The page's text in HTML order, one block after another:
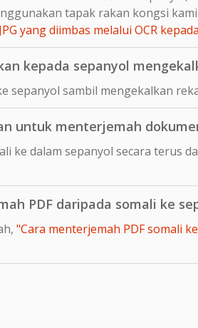
tapak rakan kongsi kami
yang diimbas melalui OCR
kepada sepanyol
sepanyol sambil mengekalkan
untuk menterjemah
ke dalam sepanyol secara terus
PDF daripada somali ke
"Cara menterjemah PDF somali